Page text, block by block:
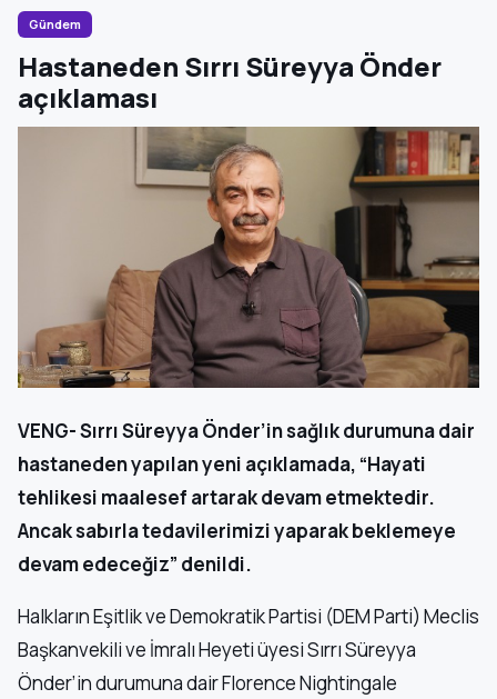
Gündem
Hastaneden Sırrı Süreyya Önder
açıklaması
VENG- Sırrı Süreyya Önder’in sağlık durumuna dair
hastaneden yapılan yeni açıklamada, “Hayati
tehlikesi maalesef artarak devam etmektedir.
Ancak sabırla tedavilerimizi yaparak beklemeye
devam edeceğiz” denildi.
Halkların Eşitlik ve Demokratik Partisi (DEM Parti) Meclis
Başkanvekili ve İmralı Heyeti üyesi Sırrı Süreyya
Önder’in durumuna dair Florence Nightingale